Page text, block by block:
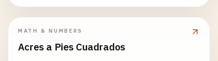
MATH & NUMBERS
Acres a Pies Cuadrados